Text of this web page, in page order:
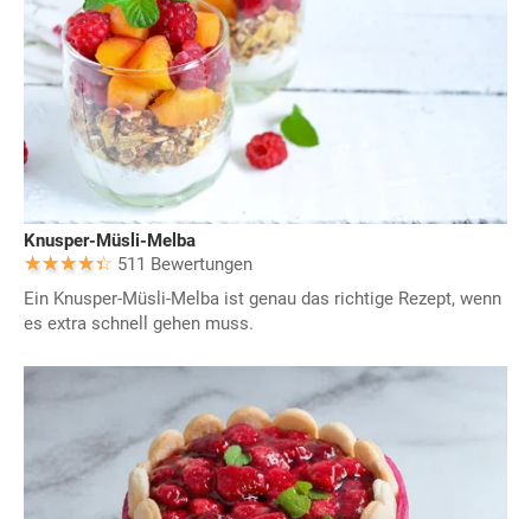
Knusper-Müsli-Melba
511 Bewertungen
Ein Knusper-Müsli-Melba ist genau das richtige Rezept, wenn
es extra schnell gehen muss.